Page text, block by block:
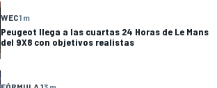
WEC1 m
Peugeot llega a las cuartas 24 Horas de Le Mans
del 9X8 con objetivos realistas